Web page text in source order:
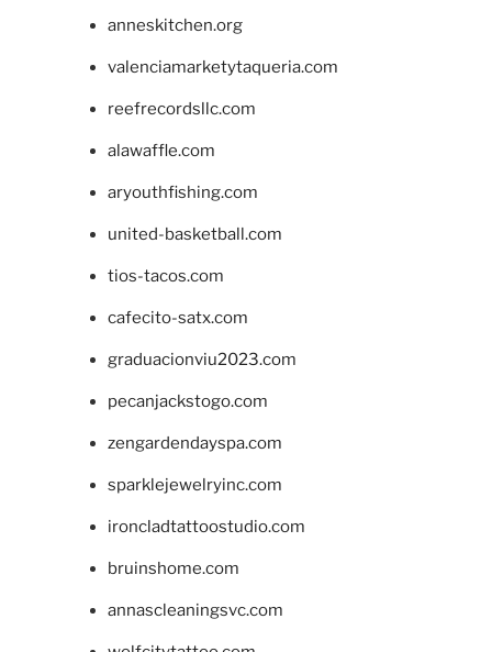
anneskitchen.org
valenciamarketytaqueria.com
reefrecordsllc.com
alawaffle.com
aryouthfishing.com
united-basketball.com
tios-tacos.com
cafecito-satx.com
graduacionviu2023.com
pecanjackstogo.com
zengardendayspa.com
sparklejewelryinc.com
ironcladtattoostudio.com
bruinshome.com
annascleaningsvc.com